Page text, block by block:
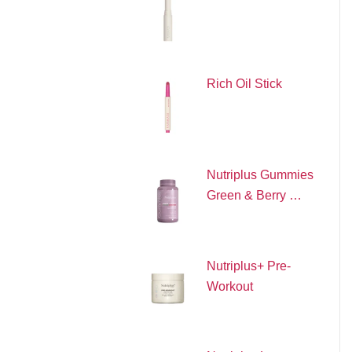
Rich Oil Stick
Nutriplus Gummies
Green & Berry …
Nutriplus+ Pre-
Workout